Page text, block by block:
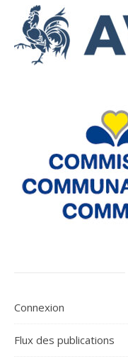
Connexion
Flux des publications